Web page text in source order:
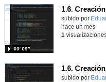
Contenido
subido por
00′ 09″
hace un mes
1
Contenido
subido por